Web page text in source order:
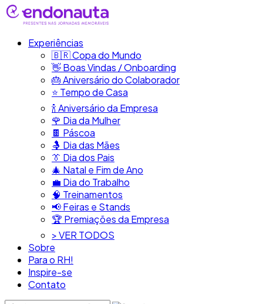
Experiências
🇧🇷​ Copa do Mundo
👋​ Boas Vindas / Onboarding
🎂​ Aniversário do Colaborador
⭐​ Tempo de Casa
​🍾​ Aniversário da Empresa
🌹 Dia da Mulher
🍫​ Páscoa
🤱 Dia das Mães
👔​ Dia dos Pais
🎄 Natal e Fim de Ano
💼​ Dia do Trabalho
🧠​ Treinamentos
📢​ Feiras e Stands
🏆 Premiações da Empresa
> VER TODOS
Sobre
Para o RH!
Inspire-se
Contato